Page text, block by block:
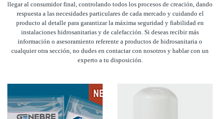
llegar al consumidor final, controlando todos los procesos de creación, dando
respuesta a las necesidades particulares de cada mercado y cuidando el
producto al detalle para garantizar la máxima seguridad y fiabilidad en
instalaciones hidrosanitarias y de calefacción. Si deseas recibir más
información o asesoramiento referente a productos de hidrosanitaria o
cualquier otra sección, no dudes en contactar con nosotros y hablar con un
experto a tu disposición.